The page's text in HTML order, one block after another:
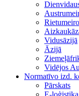
Vidusāzijā
Āzijā
Vidējos
Normatīvo izd.
Pārskats
E-loģistika